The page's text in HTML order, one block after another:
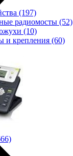
(197)
радиомосты (52)
(10)
и крепления (60)